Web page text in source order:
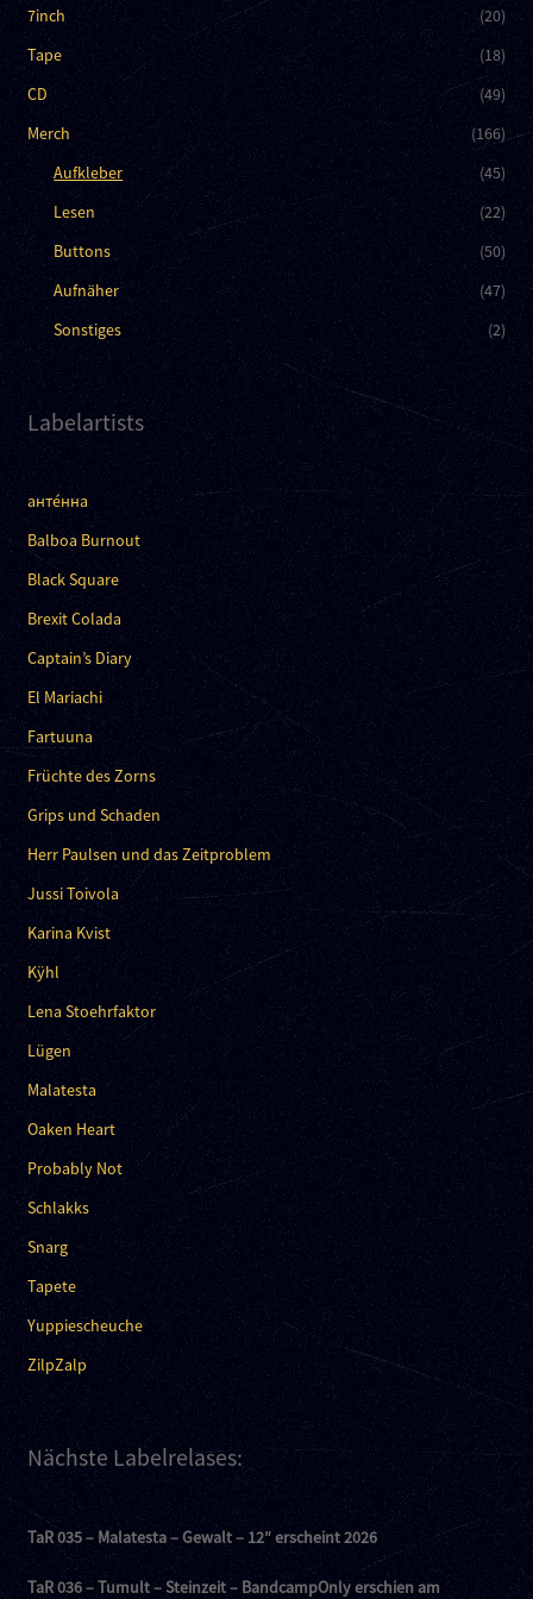
7inch
(20)
Tape
(18)
CD
(49)
Merch
(166)
Aufkleber
(45)
Lesen
(22)
Buttons
(50)
Aufnäher
(47)
Sonstiges
(2)
Labelartists
анте́нна
Balboa Burnout
Black Square
Brexit Colada
Captain’s Diary
El Mariachi
Fartuuna
Früchte des Zorns
Grips und Schaden
Herr Paulsen und das Zeitproblem
Jussi Toivola
Karina Kvist
Kÿhl
Lena Stoehrfaktor
Lügen
Malatesta
Oaken Heart
Probably Not
Schlakks
Snarg
Tapete
Yuppiescheuche
ZilpZalp
Nächste Labelrelases:
TaR 035 – Malatesta – Gewalt – 12″ erscheint 2026
TaR 036 – Tumult – Steinzeit – BandcampOnly erschien am